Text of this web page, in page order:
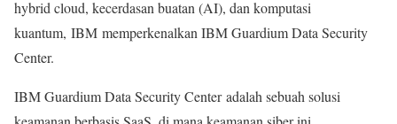
hybrid cloud, kecerdasan buatan (AI), dan komputasi
kuantum, IBM memperkenalkan IBM Guardium Data Security
Center.
IBM Guardium Data Security Center adalah sebuah solusi